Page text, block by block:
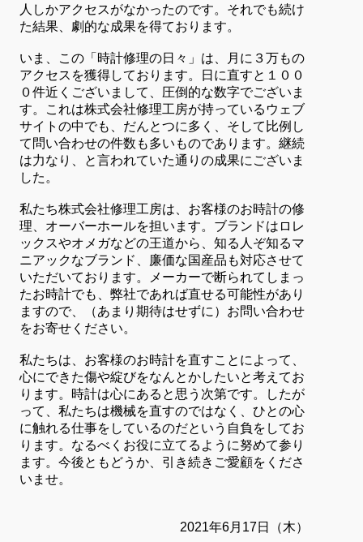
人しかアクセスがなかったのです。それでも続け
た結果、劇的な成果を得ております。
いま、この「時計修理の日々」は、月に３万もの
アクセスを獲得しております。日に直すと１００
０件近くございまして、圧倒的な数字でございま
す。これは株式会社修理工房が持っているウェブ
サイトの中でも、だんとつに多く、そして比例し
て問い合わせの件数も多いものであります。継続
は力なり、と言われていた通りの成果にございま
した。
私たち株式会社修理工房は、お客様のお時計の修
理、オーバーホールを担います。ブランドはロレ
ックスやオメガなどの王道から、知る人ぞ知るマ
ニアックなブランド、廉価な国産品も対応させて
いただいております。メーカーで断られてしまっ
たお時計でも、弊社であれば直せる可能性があり
ますので、（あまり期待はせずに）お問い合わせ
をお寄せください。
私たちは、お客様のお時計を直すことによって、
心にできた傷や綻びをなんとかしたいと考えてお
ります。時計は心にあると思う次第です。したが
って、私たちは機械を直すのではなく、ひとの心
に触れる仕事をしているのだという自負をしてお
ります。なるべくお役に立てるように努めて参り
ます。今後ともどうか、引き続きご愛顧をくださ
いませ。
2021年6月17日（木）